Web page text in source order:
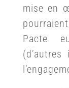
mise en
Pacte